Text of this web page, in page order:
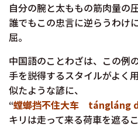
自分の腕と太ももの筋肉量の
誰でもこの忠言に逆らうわけ
屈。
中国語のことわざは、この例
手を説得するスタイルがよく
似たような諺に、
“螳螂挡不住大车 tángláng
キリは走って来る荷車を遮る